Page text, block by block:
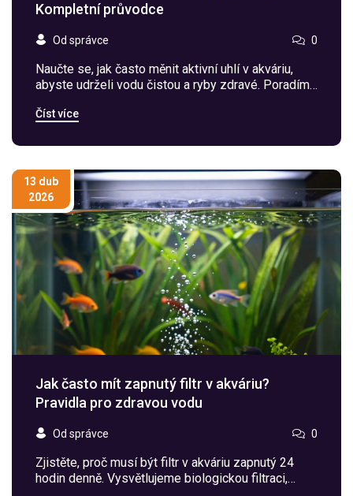
Kompletní průvodce
Od správce 0
Naučte se, jak často měnit aktivní uhlí v akváriu,
abyste udrželi vodu čistou a ryby zdravé. Poradíme
alternativami.
Číst více
13 dub
2026
Jak často mít zapnutý filtr v akváriu?
Pravidla pro zdravou vodu
Od správce 0
Zjistěte, proč musí být filtr v akváriu zapnutý 24
hodin denně. Vysvětlujeme biologickou filtraci,